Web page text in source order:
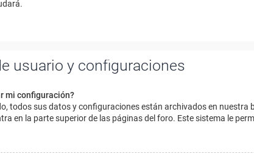
usuario y configuraciones
mi configuración?
todos sus datos y configuraciones están archivados en
en la parte superior de las páginas del foro. Este sistema le